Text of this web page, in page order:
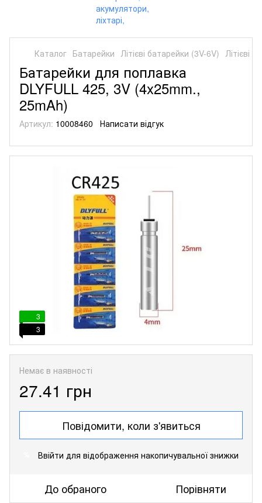
Каталог Батарейки Літієві батарейки (3V-6V) Літієві
Батарейки для поплавка
DLYFULL 425, 3V (4x25mm.,
25mAh)
Артикул: 10008460 Написати відгук
3
3
Немає в наявності
27.41 грн
Повідомити, коли з'явиться
Ввійти для відображення накопичувальної знижки
До обраного Порівняти